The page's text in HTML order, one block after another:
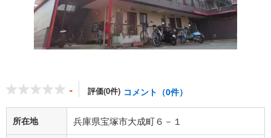
- 評価(0件) コメント（0件）
所在地 兵庫県宝塚市大成町６－１